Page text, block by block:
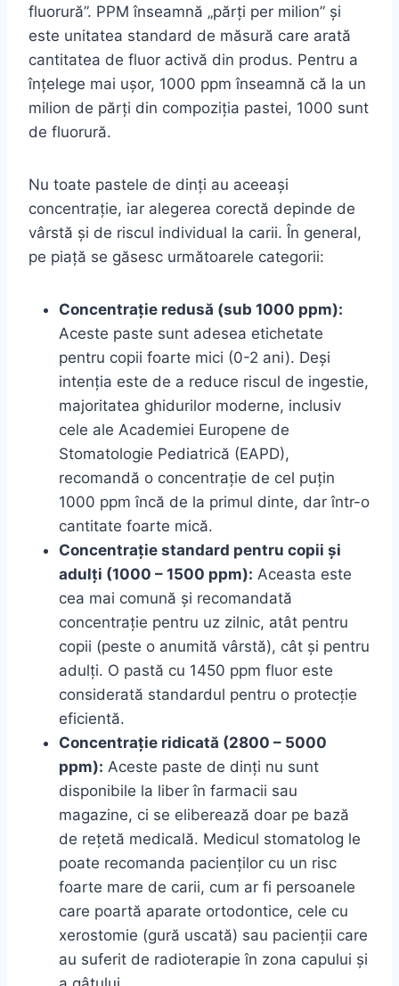
fluorură”. PPM înseamnă „părți per milion” și
este unitatea standard de măsură care arată
cantitatea de fluor activă din produs. Pentru a
înțelege mai ușor, 1000 ppm înseamnă că la un
milion de părți din compoziția pastei, 1000 sunt
de fluorură.
Nu toate pastele de dinți au aceeași
concentrație, iar alegerea corectă depinde de
vârstă și de riscul individual la carii. În general,
pe piață se găsesc următoarele categorii:
Concentrație redusă (sub 1000 ppm):
Aceste paste sunt adesea etichetate
pentru copii foarte mici (0-2 ani). Deși
intenția este de a reduce riscul de ingestie,
majoritatea ghidurilor moderne, inclusiv
cele ale Academiei Europene de
Stomatologie Pediatrică (EAPD),
recomandă o concentrație de cel puțin
1000 ppm încă de la primul dinte, dar într-o
cantitate foarte mică.
Concentrație standard pentru copii și
adulți (1000 – 1500 ppm): Aceasta este
cea mai comună și recomandată
concentrație pentru uz zilnic, atât pentru
copii (peste o anumită vârstă), cât și pentru
adulți. O pastă cu 1450 ppm fluor este
considerată standardul pentru o protecție
eficientă.
Concentrație ridicată (2800 – 5000
ppm): Aceste paste de dinți nu sunt
disponibile la liber în farmacii sau
magazine, ci se eliberează doar pe bază
de rețetă medicală. Medicul stomatolog le
poate recomanda pacienților cu un risc
foarte mare de carii, cum ar fi persoanele
care poartă aparate ortodontice, cele cu
xerostomie (gură uscată) sau pacienții care
au suferit de radioterapie în zona capului și